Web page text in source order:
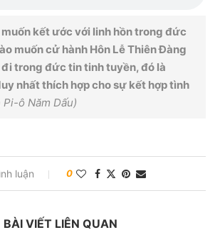
muốn kết ước với linh hồn trong đức
muốn cử hành Hôn Lễ Thiên Đàng
trong đức tin tinh tuyền, đó là
nhất thích hợp cho sự kết hợp tình
Pi-ô Năm Dấu)
luận 0
BÀI VIẾT LIÊN QUAN